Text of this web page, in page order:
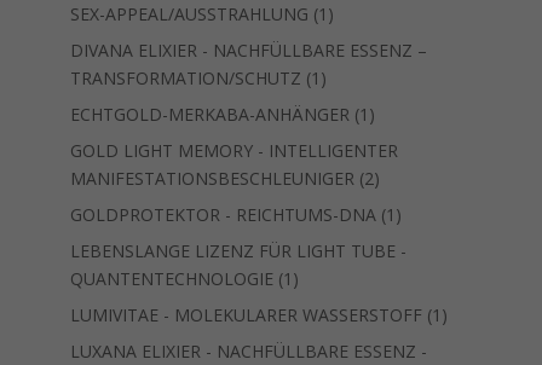
SEX-APPEAL/AUSSTRAHLUNG 1 1
Produkt
DIVANA ELIXIER - NACHFÜLLBARE ESSENZ –
TRANSFORMATION/SCHUTZ 1 1
Produkt
ECHTGOLD-MERKABA-ANHÄNGER 1 1
Produkt
GOLD LIGHT MEMORY - INTELLIGENTER
MANIFESTATIONSBESCHLEUNIGER 22
Produkte
GOLDPROTEKTOR - REICHTUMS-DNA 1 1
Produkt
LEBENSLANGE LIZENZ FÜR LIGHT TUBE -
QUANTENTECHNOLOGIE 1 1
Produkt
LUMIVITAE - MOLEKULARER WASSERSTOFF 1 1
LUXANA ELIXIER - NACHFÜLLBARE ESSENZ -